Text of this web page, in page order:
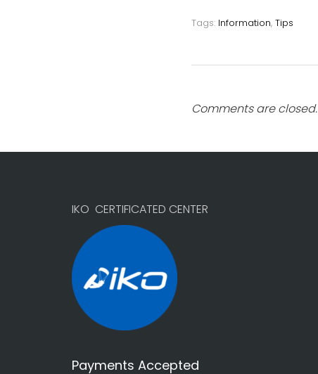
Tags: Information, Tips
Comments are closed.
IKO CERTIFICATED CENTER
Payments Accepted